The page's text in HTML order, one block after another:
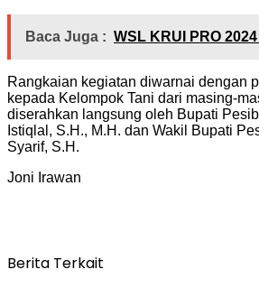
Baca Juga : WSL KRUI PRO
Rangkaian kegiatan diwarnai dengan
kepada Kelompok Tani dari masing-
diserahkan langsung oleh Bupati
Istiqlal, S.H., M.H. dan Wakil Bupati
Syarif, S.H.
Joni Irawan
Berita Terkait